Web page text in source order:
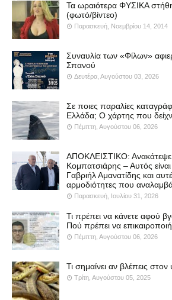
Τα ωραιότερα ΦΥΣΙΚΑ
(φωτό/βίντεο)
Παρασκευή, Νοεμβρίου 14, 2014
Συναυλία των «Φίλων»
Σπανού
Δευτέρα, Αυγούστου 03, 2026
Σε ποιες παραλίες
Ελλάδα; Ο χάρτης που
Πέμπτη, Αυγούστου 06, 2026
ΑΠΟΚΛΕΙΣΤΙΚΟ: Ανακάτεψε
Κομπατσιάρης – Αυτός
Γαβριήλ Αμανατίδης και
αρμοδιότητες που
Παρασκευή, Ιουλίου 31, 2026
Τι πρέπει να κάνετε αφού
Πού πρέπει να
Πέμπτη, Αυγούστου 06, 2026
Τι σημαίνει αν βλέπεις
Τρίτη, Αυγούστου 05, 2025